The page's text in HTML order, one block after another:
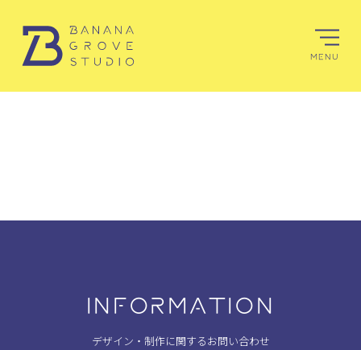
MENU
INFORMATION
デザイン・制作に関するお問い合わせ